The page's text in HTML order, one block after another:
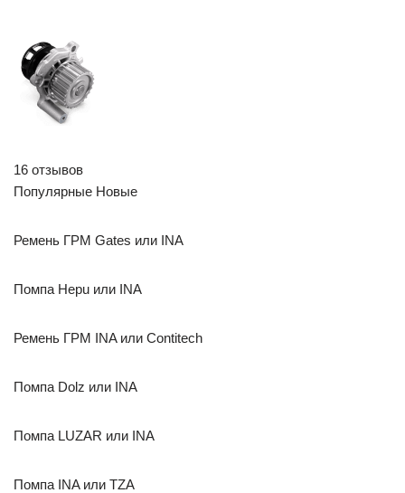
16 отзывов
Популярные Новые
Ремень ГРМ Gates или INA
Помпа Hepu или INA
Ремень ГРМ INA или Contitech
Помпа Dolz или INA
Помпа LUZAR или INA
Помпа INA или TZA